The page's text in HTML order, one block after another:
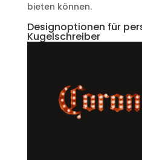
bieten können.
Designoptionen für
Kugelschreiber